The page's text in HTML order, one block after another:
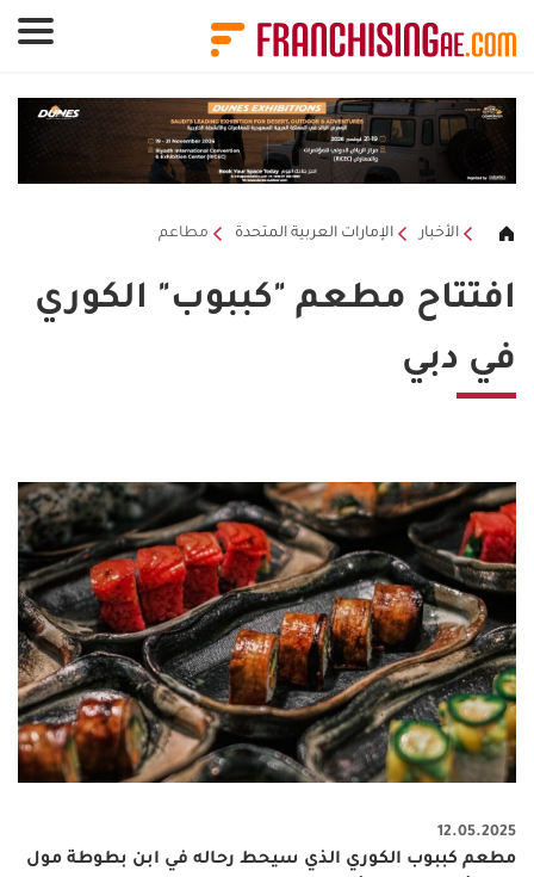
الأخبار الإمارات العربية المتحدة مطاعم
افتتاح مطعم "كببوب" الكوري
في دبي
12.05.2025
مطعم كببوب الكوري الذي سيحط رحاله في ابن بطوطة مول
لوحة إدارة ملفات تعريف الارتباط